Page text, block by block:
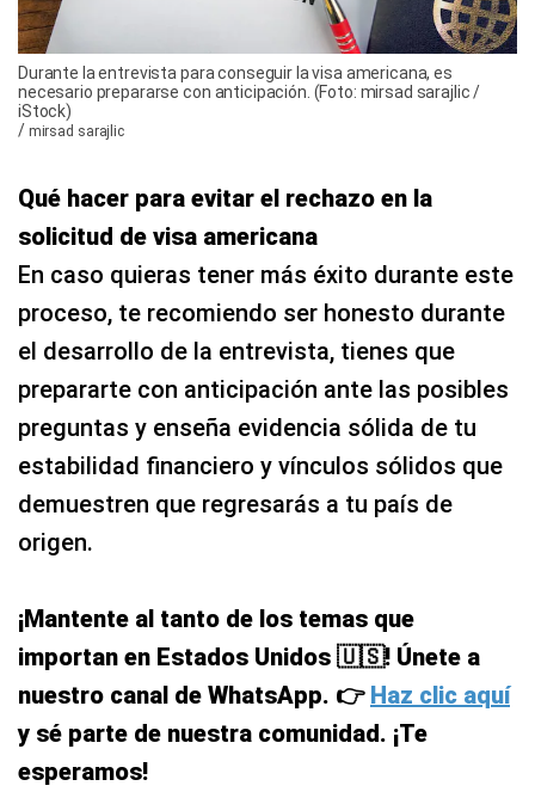
Durante la entrevista para conseguir la visa americana, es
necesario prepararse con anticipación. (Foto: mirsad sarajlic /
iStock)
/ mirsad sarajlic
Qué hacer para evitar el rechazo en la
solicitud de visa americana
En caso quieras tener más éxito durante este
proceso, te recomiendo ser honesto durante
el desarrollo de la entrevista, tienes que
prepararte con anticipación ante las posibles
preguntas y enseña evidencia sólida de tu
estabilidad financiero y vínculos sólidos que
demuestren que regresarás a tu país de
origen.
¡Mantente al tanto de los temas que
importan en Estados Unidos 🇺🇸! Únete a
nuestro canal de WhatsApp. 👉 Haz clic aquí
y sé parte de nuestra comunidad. ¡Te
esperamos!